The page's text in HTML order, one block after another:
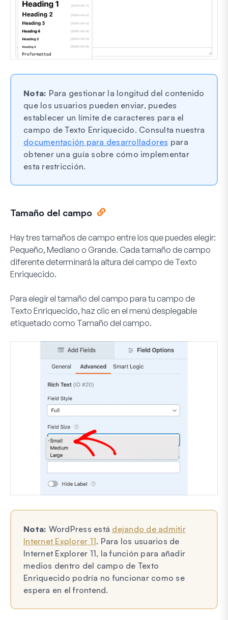
Nota: Para gestionar la longitud del contenido
que los usuarios pueden enviar, puedes
establecer un límite de caracteres para el
campo de Texto Enriquecido. Consulta nuestra
documentación para desarrolladores para
obtener una guía sobre cómo implementar
esta restricción.
Tamaño del campo
Hay tres tamaños de campo entre los que puedes elegir:
Pequeño, Mediano o Grande. Cada tamaño de campo
diferente determinará la altura del campo de Texto
Enriquecido.
Para elegir el tamaño del campo para tu campo de
Texto Enriquecido, haz clic en el menú desplegable
etiquetado como Tamaño del campo.
Nota: WordPress está dejando de admitir
Internet Explorer 11. Para los usuarios de
Internet Explorer 11, la función para añadir
medios dentro del campo de Texto
Enriquecido podría no funcionar como se
espera en el frontend.